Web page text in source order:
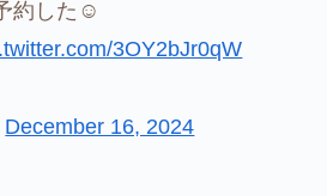
約した☺️
3OY2bJr0qW
December 16, 2024